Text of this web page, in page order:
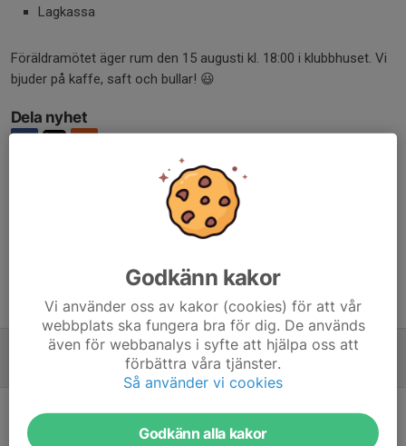
Lagkassa
Föräldramötet äger rum den 15 augusti kl. 18:00 i klubbhuset. Vi
bjuder på kaffe, saft och bullar! 😃
Dela nyhet
Tidigare nyheter
Uppstart & Föräldramöte
16 jun 2025 0
Godkänn kakor
Vi använder oss av kakor (cookies) för att vår
webbplats ska fungera bra för dig. De används
även för webbanalys i syfte att hjälpa oss att
förbättra våra tjänster.
Så använder vi cookies
Godkänn alla kakor